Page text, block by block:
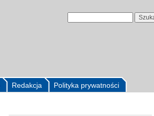
Polityka prywatności
Redakcja